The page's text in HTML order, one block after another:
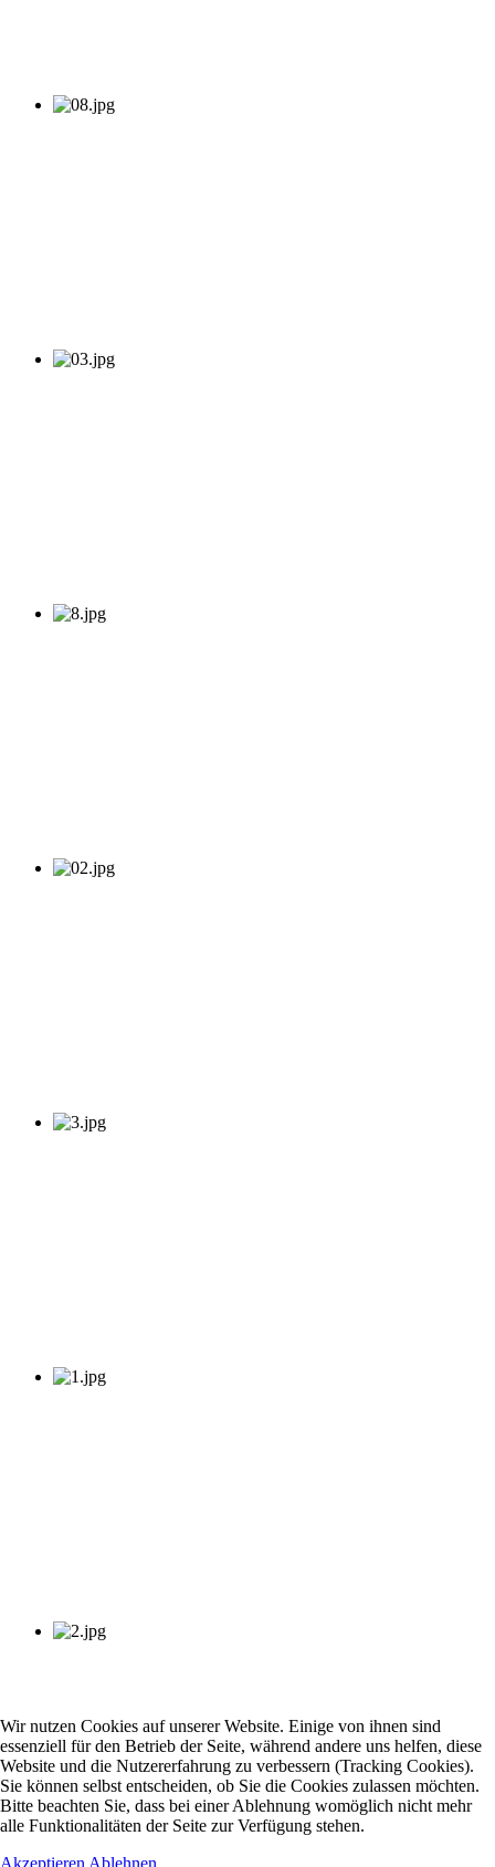
Wir nutzen Cookies auf unserer Website. Einige von ihnen sind
essenziell für den Betrieb der Seite, während andere uns helfen, diese
Website und die Nutzererfahrung zu verbessern (Tracking Cookies).
Sie können selbst entscheiden, ob Sie die Cookies zulassen möchten.
Bitte beachten Sie, dass bei einer Ablehnung womöglich nicht mehr
alle Funktionalitäten der Seite zur Verfügung stehen.
Akzeptieren Ablehnen